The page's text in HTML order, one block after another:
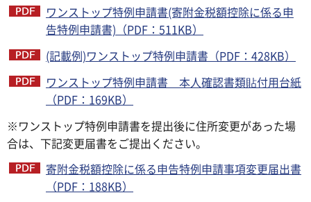
ワンストップ特例申請書(寄附金税額控除に係る申
告特例申請書)（PDF：511KB）
(記載例)ワンストップ特例申請書（PDF：428KB）
ワンストップ特例申請書 本人確認書類貼付用台紙
（PDF：169KB）
※ワンストップ特例申請書を提出後に住所変更があった場
合は、下記変更届書をご提出ください。
寄附金税額控除に係る申告特例申請事項変更届出書
（PDF：188KB）